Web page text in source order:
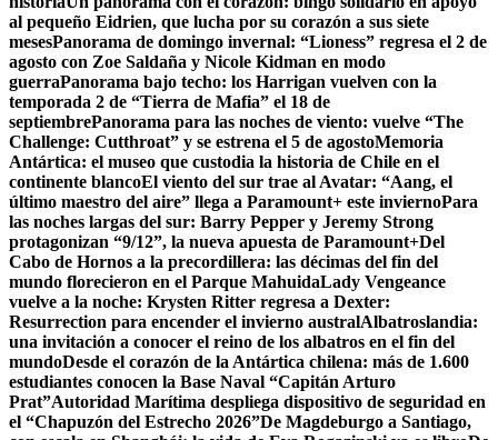
al pequeño Eidrien, que lucha por su corazón a sus siete
mesesPanorama de domingo invernal: “Lioness” regresa el 2 de
agosto con Zoe Saldaña y Nicole Kidman en modo
guerraPanorama bajo techo: los Harrigan vuelven con la
temporada 2 de “Tierra de Mafia” el 18 de
septiembrePanorama para las noches de viento: vuelve “The
Challenge: Cutthroat” y se estrena el 5 de agostoMemoria
Antártica: el museo que custodia la historia de Chile en el
continente blancoEl viento del sur trae al Avatar: “Aang, el
último maestro del aire” llega a Paramount+ este inviernoPara
las noches largas del sur: Barry Pepper y Jeremy Strong
protagonizan “9/12”, la nueva apuesta de Paramount+Del
Cabo de Hornos a la precordillera: las décimas del fin del
mundo florecieron en el Parque MahuidaLady Vengeance
vuelve a la noche: Krysten Ritter regresa a Dexter:
Resurrection para encender el invierno australAlbatroslandia:
una invitación a conocer el reino de los albatros en el fin del
mundoDesde el corazón de la Antártica chilena: más de 1.600
estudiantes conocen la Base Naval “Capitán Arturo
Prat”Autoridad Marítima despliega dispositivo de seguridad en
el “Chapuzón del Estrecho 2026”De Magdeburgo a Santiago,